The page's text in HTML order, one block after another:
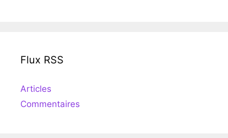
Flux RSS
Articles
Commentaires